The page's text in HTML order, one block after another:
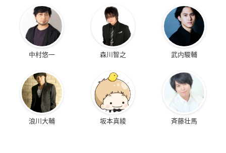
中村悠一 森川智之 武内駿輔
浪川大輔 坂本真綾 斉藤壮馬